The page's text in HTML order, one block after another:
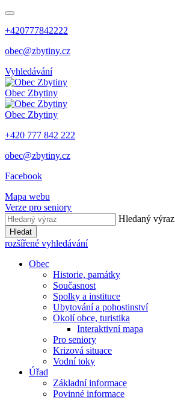
+420777842222
obec@zbytiny.cz
Vyhledávání
Obec Zbytiny
Obec Zbytiny
+420 777 842 222
obec@zbytiny.cz
Facebook
Mapa webu
Verze pro seniory
Hledaný výraz
Hledat
rozšířené vyhledávání
Obec
Historie, památky
Současnost
Spolky a instituce
Ubytování a pohostinství
Okolí obce, turistika
Interaktivní mapa
Pro seniory
Krizová situace
Vodní toky
Úřad
Základní informace
Povinné informace